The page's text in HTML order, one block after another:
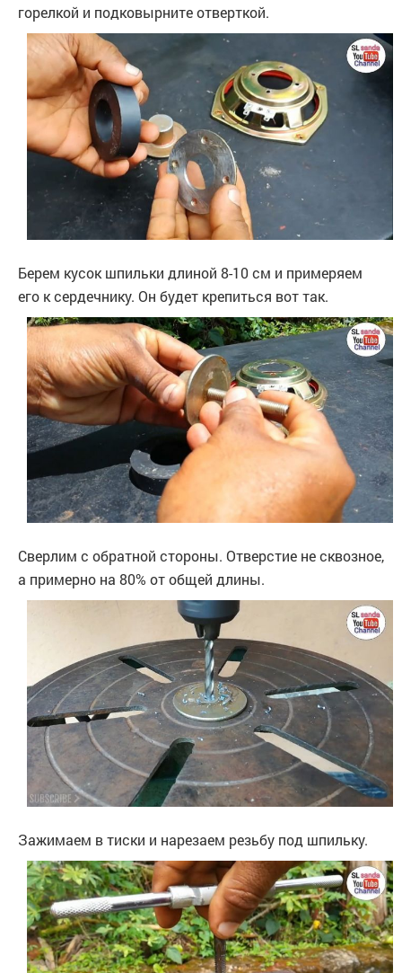
горелкой и подковырните отверткой.
Берем кусок шпильки длиной 8-10 см и примеряем
его к сердечнику. Он будет крепиться вот так.
Сверлим с обратной стороны. Отверстие не сквозное,
а примерно на 80% от общей длины.
Зажимаем в тиски и нарезаем резьбу под шпильку.